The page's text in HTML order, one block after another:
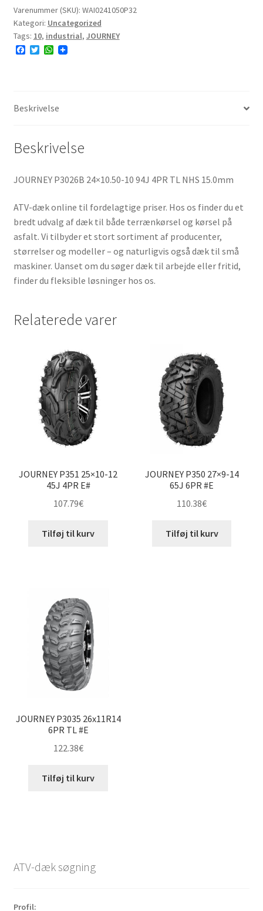
94J
4PR
TL
NHS
Varenummer (SKU): WAI0241050P32
Kategori: Uncategorized
Tags: 10, industrial, JOURNEY
F
o
T
r
W
p
Beskrivelse
Beskrivelse
JOURNEY P3026B 24×10.50-10 94J 4PR TL NHS 15.0mm
ATV-dæk online til fordelagtige priser. Hos os finder du et
bredt udvalg af dæk til både terrænkørsel og kørsel på
asfalt. Vi tilbyder et stort sortiment af producenter,
størrelser og modeller – og naturligvis også dæk til små
maskiner. Uanset om du søger dæk til arbejde eller fritid,
finder du fleksible løsninger hos os.
Relaterede varer
JOURNEY P351 25×10-12
45J 4PR E#
107.79€
Tilføj til kurv
JOURNEY P350 27×9-14
65J 6PR #E
110.38€
Tilføj til kurv
JOURNEY P3035 26x11R14
6PR TL #E
122.38€
Tilføj til kurv
ATV-dæk søgning
Profil: